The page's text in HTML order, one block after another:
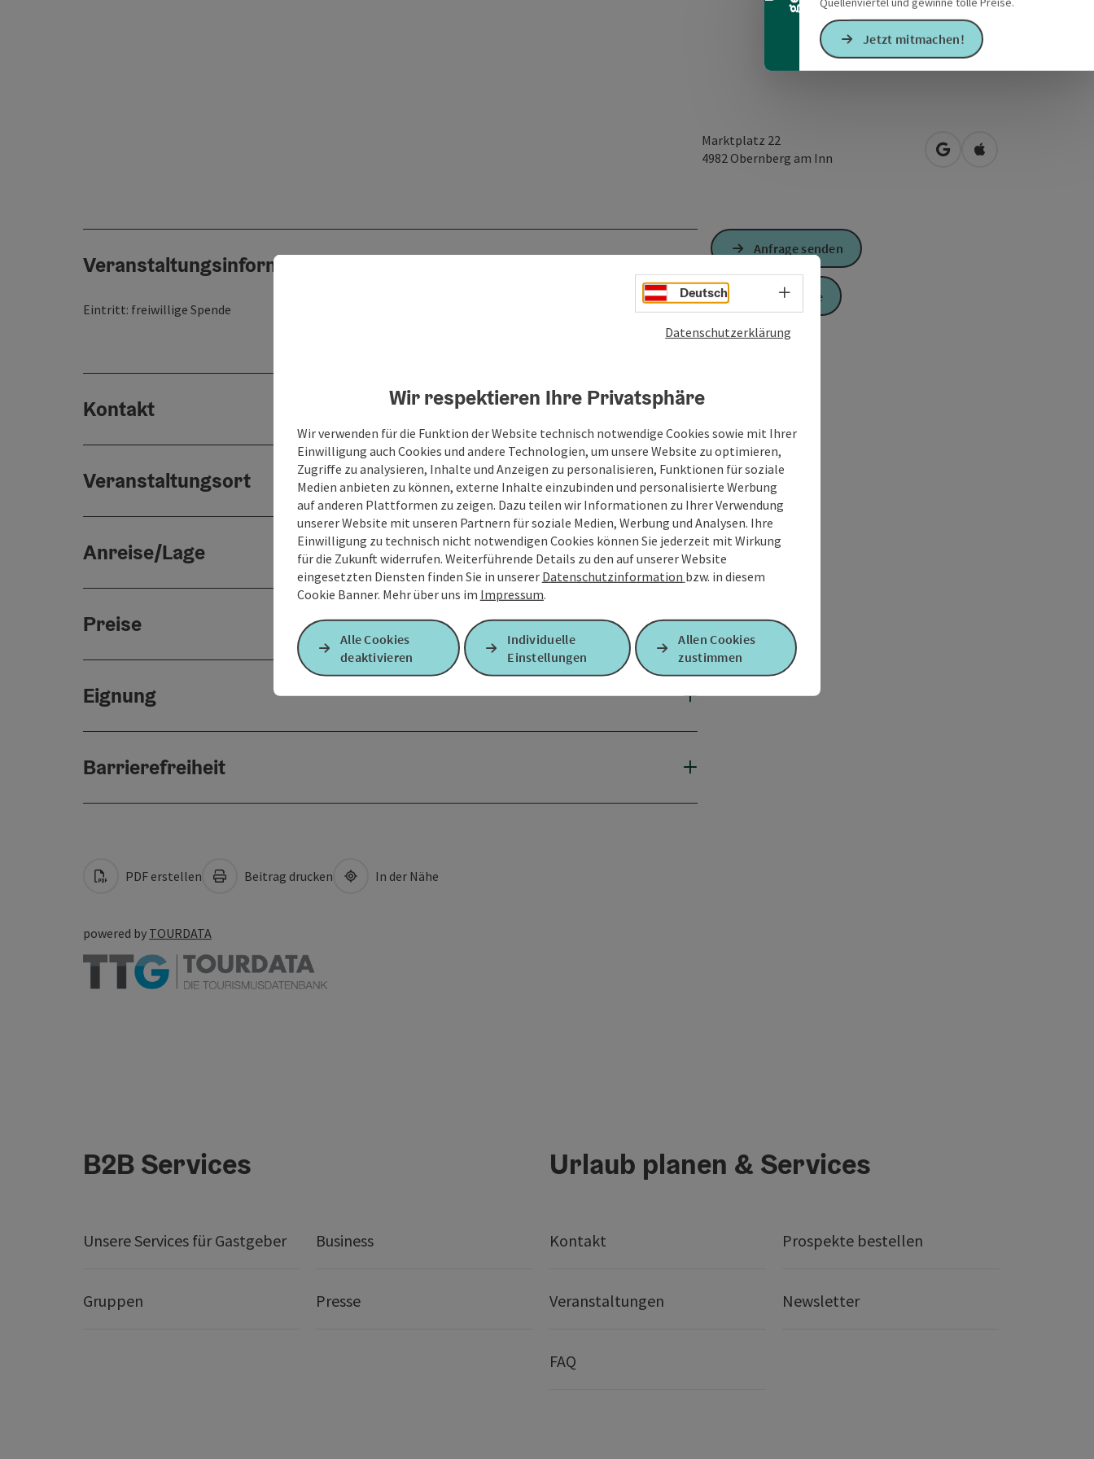
Jetzt mitmachen!
Marktplatz 22
4982Obernberg am Inn in Google Maps öffnen
in Apple Maps
Veranstaltungsinformationen
Eintritt: freiwillige Spende
Kontakt
Veranstaltungsort
Anreise/Lage
Preise
Eignung
Barrierefreiheit
Anfrage senden
Zur Website
PDF erstellen Beitrag drucken In der Nähe
powered by TOURDATA
B2B Services
Unsere Services für Gastgeber Business
Gruppen Presse
Urlaub planen & Services
Kontakt Prospekte bestellen
Veranstaltungen Newsletter
FAQ
Deutsch Sprachwahl - Menü öffnen
Datenschutzerklärung
Wir respektieren Ihre Privatsphäre
Wir verwenden für die Funktion der Website technisch notwendige Cookies sowie mit Ihrer
Einwilligung auch Cookies und andere Technologien, um unsere Website zu optimieren,
Zugriffe zu analysieren, Inhalte und Anzeigen zu personalisieren, Funktionen für soziale
Medien anbieten zu können, externe Inhalte einzubinden und personalisierte Werbung
auf anderen Plattformen zu zeigen. Dazu teilen wir Informationen zu Ihrer Verwendung
unserer Website mit unseren Partnern für soziale Medien, Werbung und Analysen. Ihre
Einwilligung zu technisch nicht notwendigen Cookies können Sie jederzeit mit Wirkung
für die Zukunft widerrufen. Weiterführende Details zu den auf unserer Website
eingesetzten Diensten finden Sie in unserer Datenschutzinformation bzw. in diesem
Cookie Banner. Mehr über uns im Impressum.
Alle Cookies
deaktivieren
Individuelle
Einstellungen
Allen Cookies
zustimmen